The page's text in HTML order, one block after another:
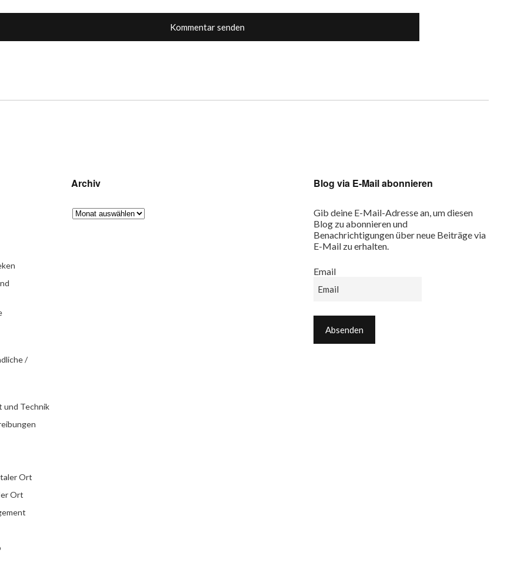
/
und Technik
Ort
Ort
Archiv Blog via E-Mail abonnieren
Gib deine E-Mail-Adresse an, um diesen
Blog zu abonnieren und
Benachrichtigungen über neue Beiträge via
E-Mail zu erhalten.
Email